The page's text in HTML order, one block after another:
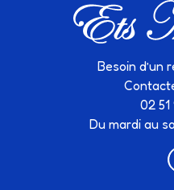
Besoin d’un
02 51
Du mardi au